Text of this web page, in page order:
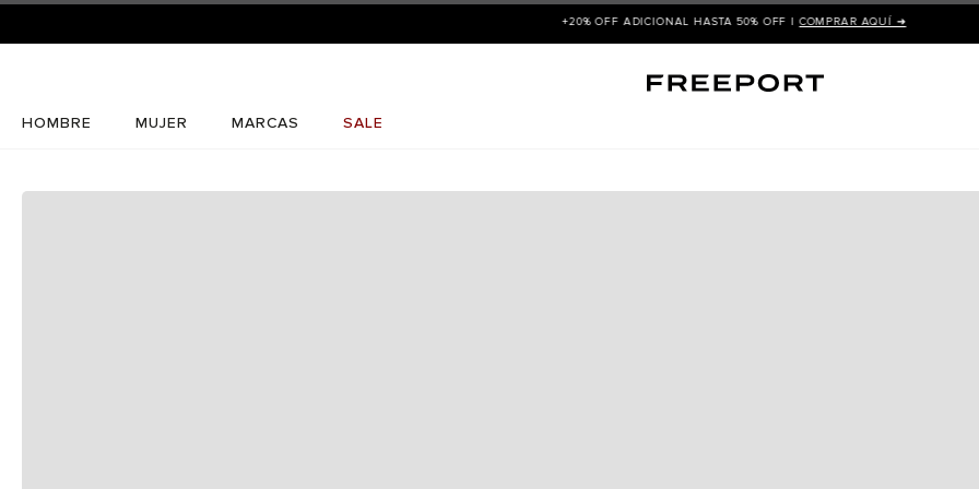
+20% OFF ADICIONAL HASTA 50% OFF |COMPRAR AQUÍ ➜
HOMBRE MUJER MARCAS SALE